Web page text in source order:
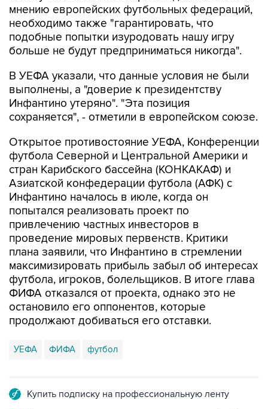
мнению европейских футбольных федераций,
необходимо также "гарантировать, что
подобные попытки изуродовать нашу игру
больше не будут предприниматься никогда".
В УЕФА указали, что данные условия не были
выполнены, а "доверие к президентству
Инфантино утеряно". "Эта позиция
сохраняется", - отметили в европейском союзе.
Открытое противостояние УЕФА, Конференции
футбола Северной и Центральной Америки и
стран Карибского бассейна (КОНКАКАФ) и
Азиатской конфедерации футбола (АФК) с
Инфантино началось в июле, когда он
попытался реализовать проект по
привлечению частных инвесторов в
проведение мировых первенств. Критики
плана заявили, что Инфантино в стремлении
максимизировать прибыль забыл об интересах
футбола, игроков, болельщиков. В итоге глава
ФИФА отказался от проекта, однако это не
остановило его оппонентов, которые
продолжают добиваться его отставки.
УЕФА ФИФА футбол
Купить подписку на профессиональную ленту